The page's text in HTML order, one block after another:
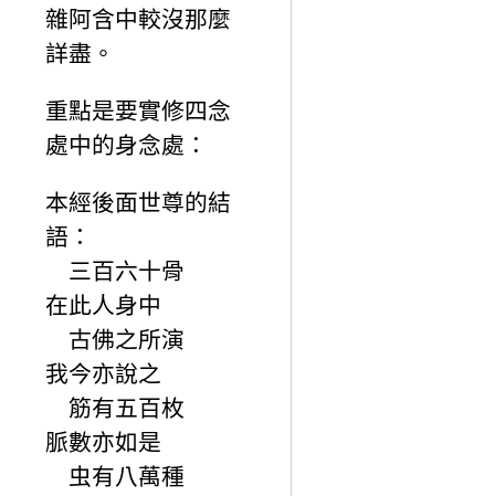
雜阿含中較沒那麼
詳盡。
重點是要實修四念
處中的身念處：
本經後面世尊的結
語：
三百六十骨
在此人身中
古佛之所演
我今亦說之
筋有五百枚
脈數亦如是
虫有八萬種